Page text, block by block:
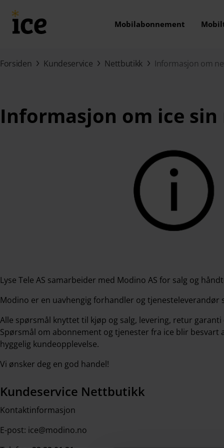
Mobilabonnement
Forsiden Kundeservice Nettbutikk Informasjon om
Informasjon om ice
Lyse Tele AS samarbeider med Modino AS for salg og
Modino er en uavhengig forhandler og tjenesteleverandør
Alle spørsmål knyttet til kjøp og salg, levering, retur
Spørsmål om abonnement og tjenester fra ice blir besvart
hyggelig kundeopplevelse.
Vi ønsker deg en god handel!
Kundeservice Nettbutikk
Kontaktinformasjon
E-post: ice@modino.no